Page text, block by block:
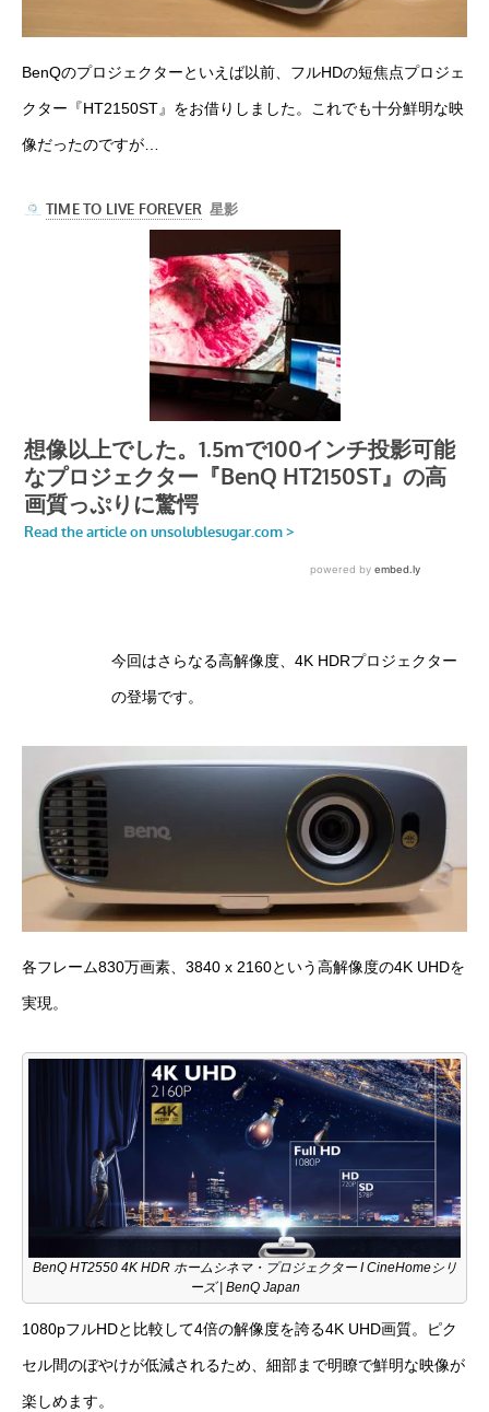
BenQのプロジェクターといえば以前、フルHDの短焦点プロジェ
クター『HT2150ST』をお借りしました。これでも十分鮮明な映
像だったのですが…
今回はさらなる高解像度、4K HDRプロジェクター
の登場です。
各フレーム830万画素、3840 x 2160という高解像度の4K UHDを
実現。
BenQ HT2550 4K HDR ホームシネマ・プロジェクター I CineHomeシリ
ーズ | BenQ Japan
1080pフルHDと比較して4倍の解像度を誇る4K UHD画質。ピク
セル間のぼやけが低減されるため、細部まで明瞭で鮮明な映像が
楽しめます。